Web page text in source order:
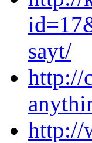
sayt/
http://
http://